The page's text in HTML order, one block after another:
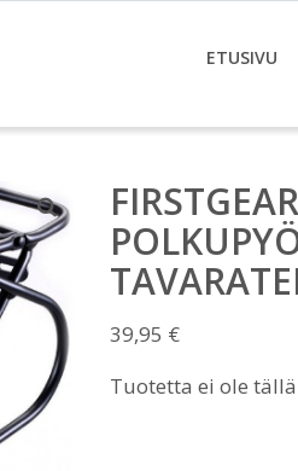
ETUSIVU
39,95 €
Tuotetta ei ole